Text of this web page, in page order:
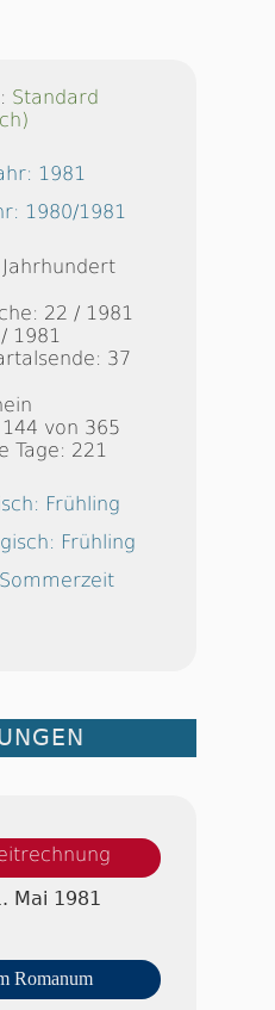
Standard
1981
1980/1981
22 / 1981
1981
37
von 365
Tage: 221
Frühling
Frühling
Mai 1981
Romanum